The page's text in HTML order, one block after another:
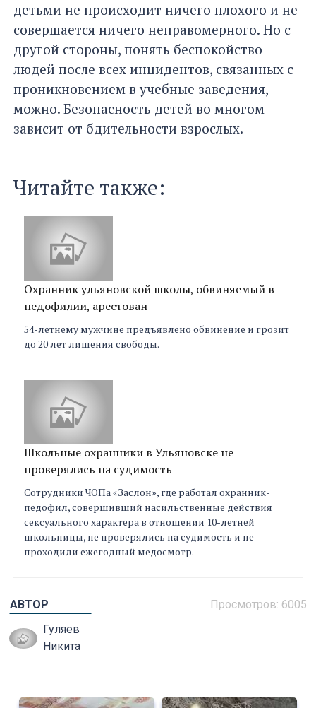
детьми не происходит ничего плохого и не
совершается ничего неправомерного. Но с
другой стороны, понять беспокойство
людей после всех инцидентов, связанных с
проникновением в учебные заведения,
можно. Безопасность детей во многом
зависит от бдительности взрослых.
Читайте также:
Охранник ульяновской школы, обвиняемый в
педофилии, арестован
54-летнему мужчине предъявлено обвинение и грозит
до 20 лет лишения свободы.
Школьные охранники в Ульяновске не
проверялись на судимость
Сотрудники ЧОПа «Заслон», где работал охранник-
педофил, совершивший насильственные действия
сексуального характера в отношении 10-летней
школьницы, не проверялись на судимость и не
проходили ежегодный медосмотр.
Просмотров: 6005
АВТОР
Гуляев
Никита